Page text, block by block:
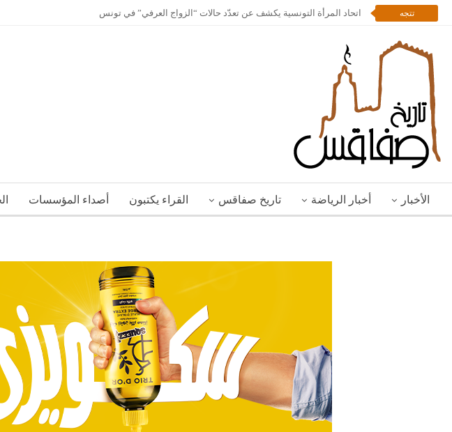
تتجه اتحاد المرأة التونسية يكشف عن تعدّد حالات “الزواج العرفي” في تونس
الأخبار أخبار الرياضة تاريخ صفاقس القراء يكتبون أصداء المؤسسات